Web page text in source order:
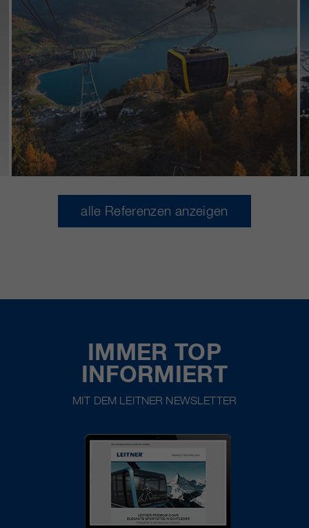
alle Referenzen anzeigen
IMMER TOP
INFORMIERT
MIT DEM LEITNER NEWSLETTER